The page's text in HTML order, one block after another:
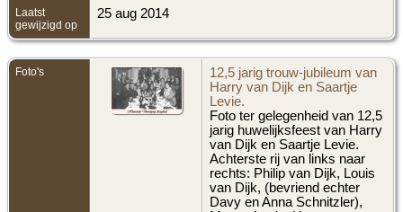
Laatst
gewijzigd op
25 aug 2014
Foto's
12,5 jarig trouw-jubileum van
Harry van Dijk en Saartje
Levie.
Foto ter gelegenheid van 12,5
jarig huwelijksfeest van Harry
van Dijk en Saartje Levie.
Achterste rij van links naar
rechts: Philip van Dijk, Louis
van Dijk, (bevriend echter
Davy en Anna Schnitzler),